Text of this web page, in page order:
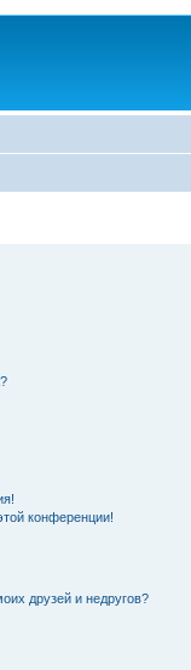
конференции!
друзей и недругов?